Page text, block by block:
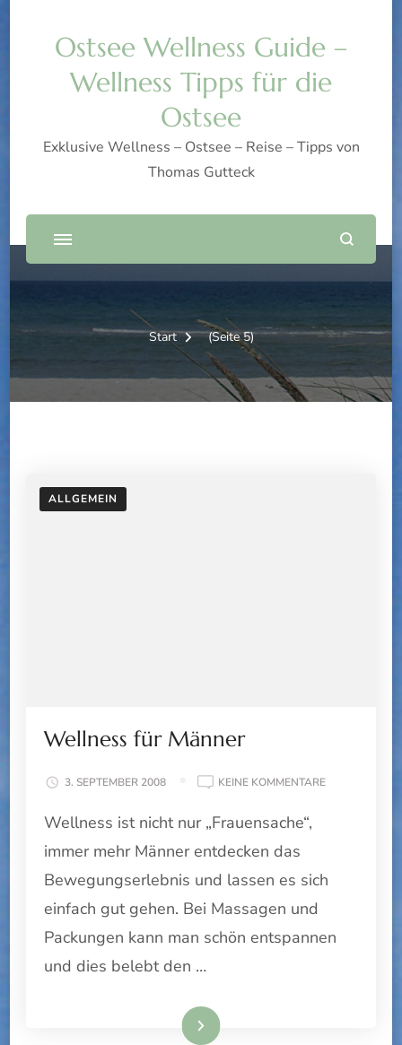
Ostsee Wellness Guide –
Wellness Tipps für die
Ostsee
Exklusive Wellness – Ostsee – Reise – Tipps von
Thomas Gutteck
Start (Seite 5)
ALLGEMEIN
Wellness für Männer
3. SEPTEMBER 2008 KEINE KOMMENTAREZU
Wellness ist nicht nur „Frauensache“,
immer mehr Männer entdecken das
Bewegungserlebnis und lassen es sich
einfach gut gehen. Bei Massagen und
Packungen kann man schön entspannen
und dies belebt den …
Weiterlesen